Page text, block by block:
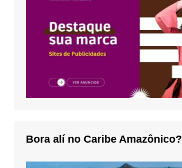
Bora alí no Caribe Amazônico?